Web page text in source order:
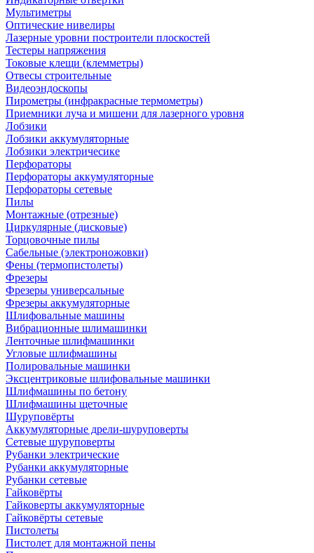
Мультиметры
Оптические нивелиры
Лазерные уровни построители плоскостей
Тестеры напряжения
Токовые клещи (клемметры)
Отвесы строительные
Видеоэндоскопы
Пирометры (инфракрасные термометры)
Приемники луча и мишени для лазерного уровня
Лобзики
Лобзики аккумуляторные
Лобзики электричесике
Перфораторы
Перфораторы аккумуляторные
Перфораторы сетевые
Пилы
Монтажные (отрезные)
Циркулярные (дисковые)
Торцовочные пилы
Сабельные (электроножовки)
Фены (термопистолеты)
Фрезеры
Фрезеры универсальные
Фрезеры аккумуляторные
Шлифовальные машины
Вибрационные шлимашинки
Ленточные шлифмашинки
Угловые шлифмашины
Полировальные машинки
Эксцентриковые шлифовальные машинки
Шлифмашины по бетону
Шлифмашины щеточные
Шуруповёрты
Аккумуляторные дрели-шуруповерты
Сетевые шуруповерты
Рубанки электрические
Рубанки аккумуляторные
Рубанки сетевые
Гайковёрты
Гайковерты аккумуляторные
Гайковёрты сетевые
Пистолеты
Пистолет для монтажной пены